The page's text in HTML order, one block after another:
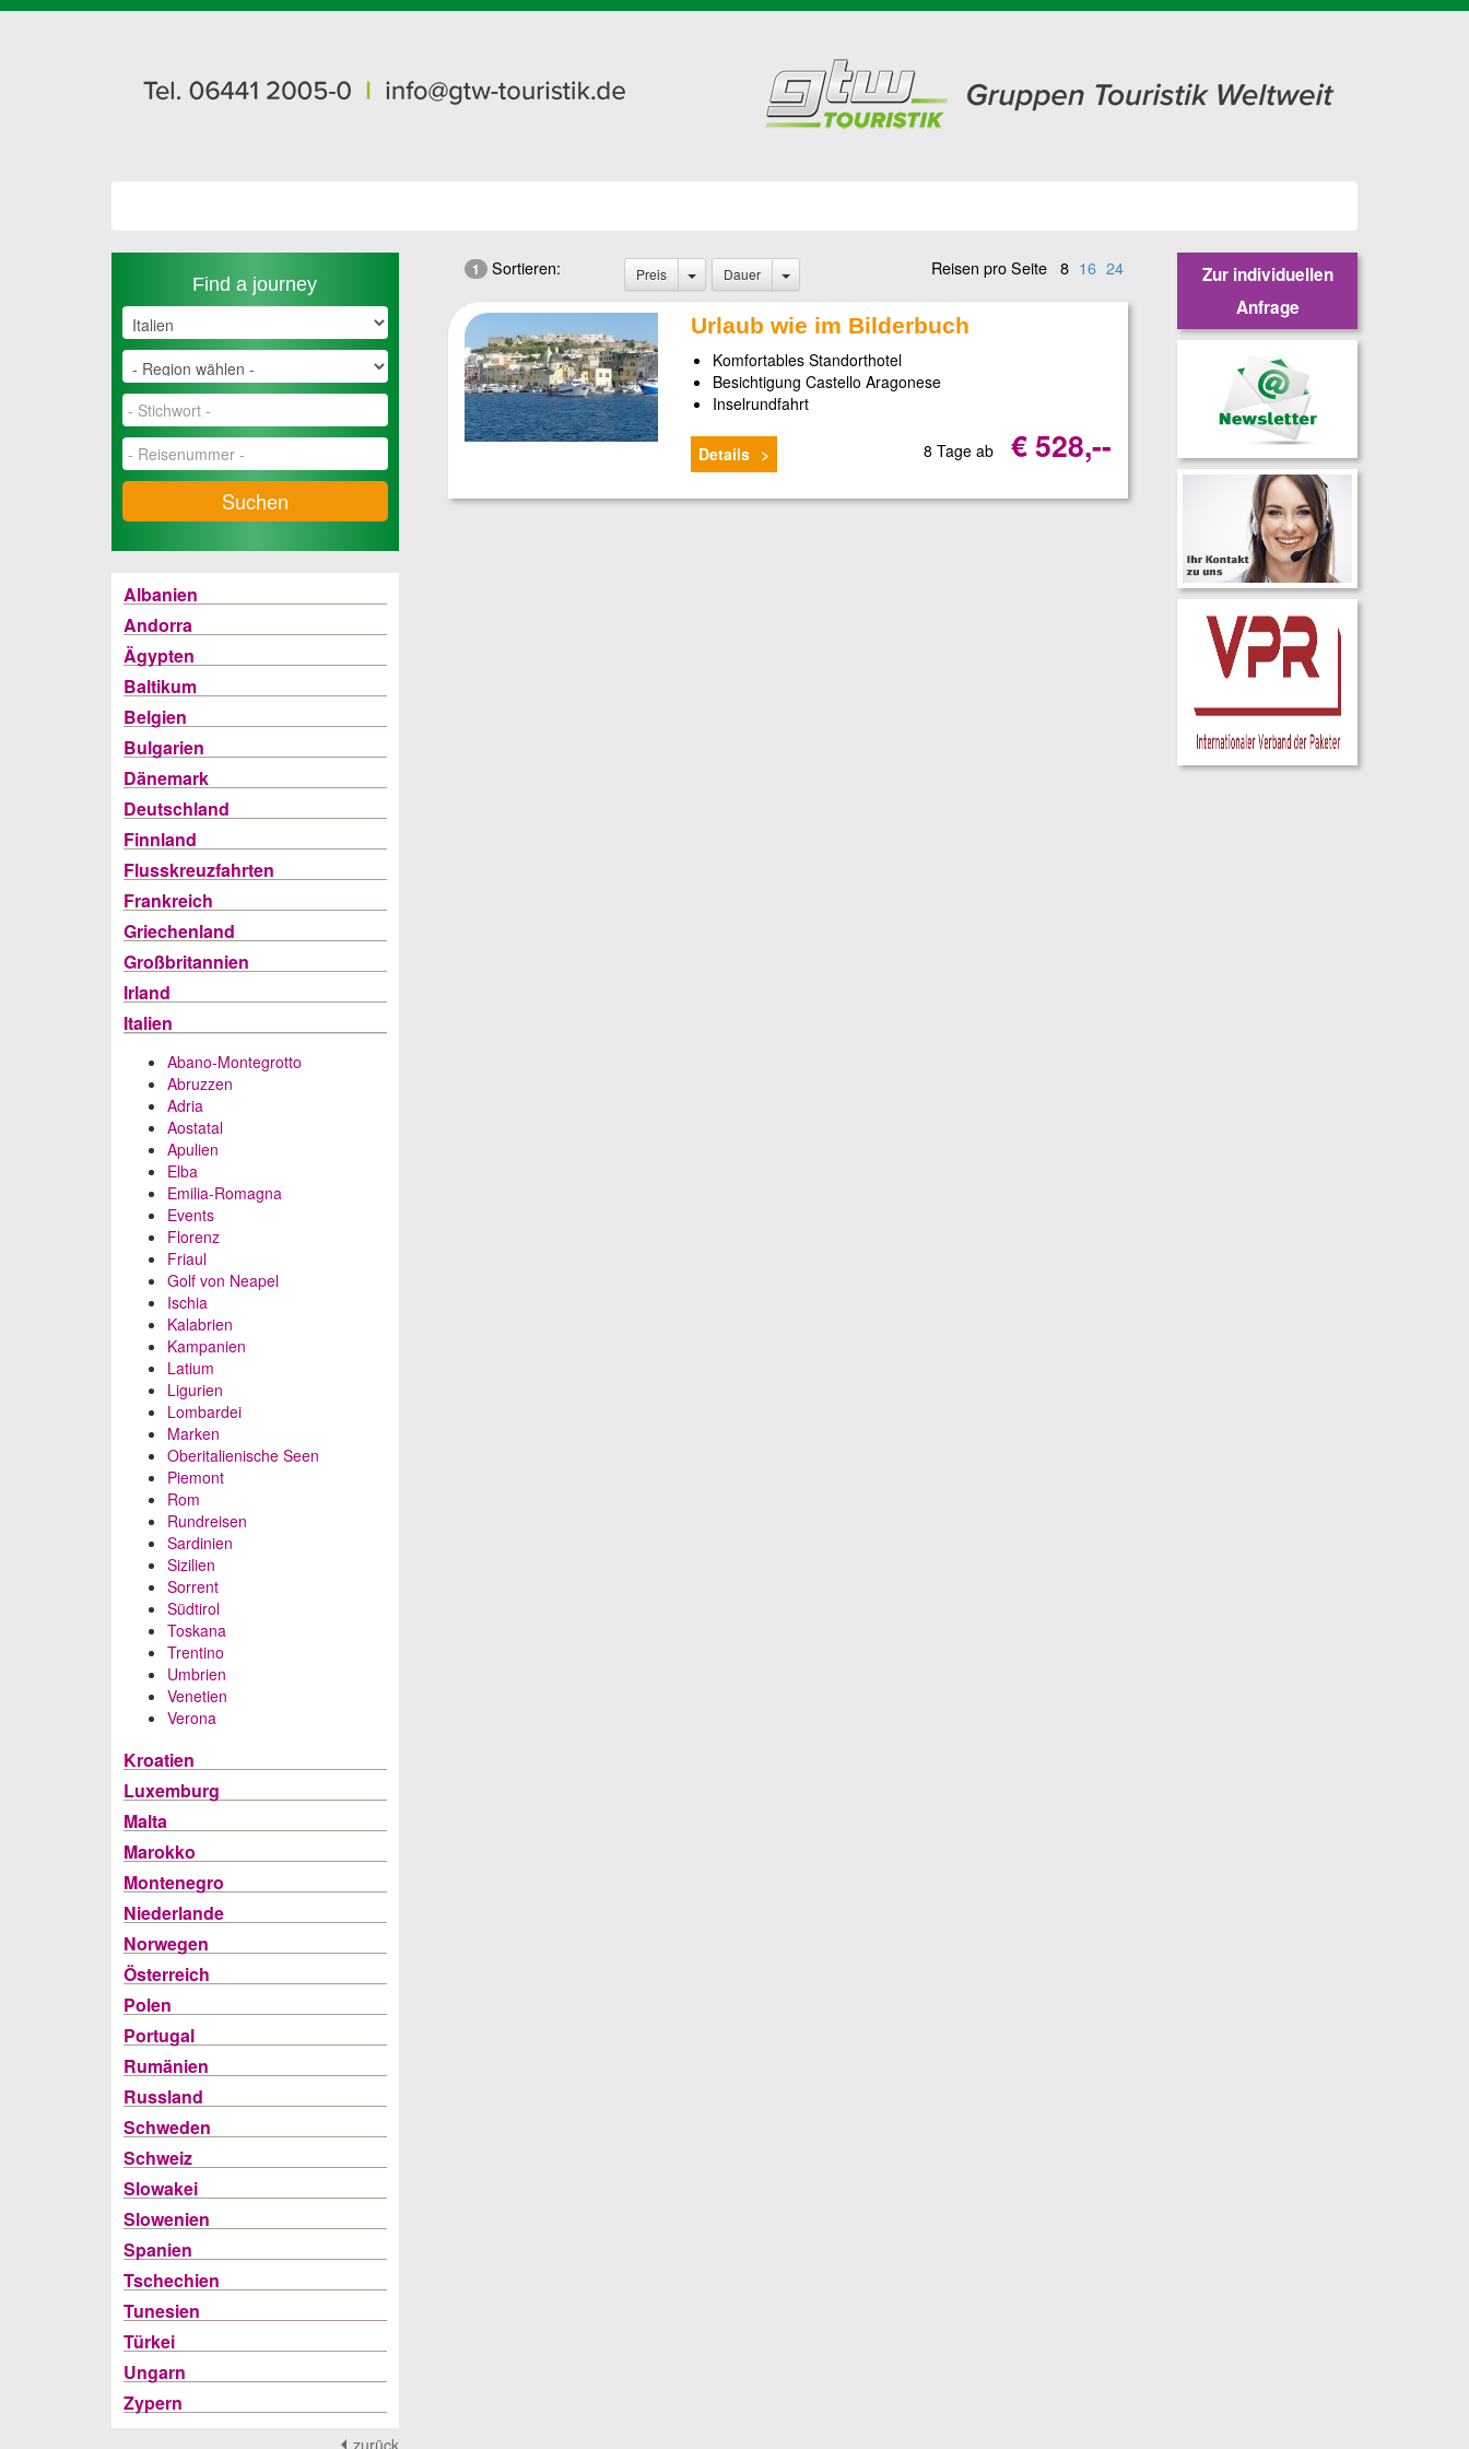
Find a journey
Suchen
Albanien
Andorra
Ägypten
Baltikum
Belgien
Bulgarien
Dänemark
Deutschland
Finnland
Flusskreuzfahrten
Frankreich
Griechenland
Großbritannien
Irland
Italien
Abano-Montegrotto
Abruzzen
Adria
Aostatal
Apulien
Elba
Emilia-Romagna
Events
Florenz
Friaul
Golf von Neapel
Ischia
Kalabrien
Kampanien
Latium
Ligurien
Lombardei
Marken
Oberitalienische Seen
Piemont
Rom
Rundreisen
Sardinien
Sizilien
Sorrent
Südtirol
Toskana
Trentino
Umbrien
Venetien
Verona
Kroatien
Luxemburg
Malta
Marokko
Montenegro
Niederlande
Norwegen
Österreich
Polen
Portugal
Rumänien
Russland
Schweden
Schweiz
Slowakei
Slowenien
Spanien
Tschechien
Tunesien
Türkei
Ungarn
Zypern
zurück
1 Sortieren: Preis Dauer Reisen pro Seite 8 16 24
Urlaub wie im Bilderbuch
Komfortables Standorthotel
Besichtigung Castello Aragonese
Inselrundfahrt
Details 8 Tage ab € 528,--
Zur individuellen
Anfrage